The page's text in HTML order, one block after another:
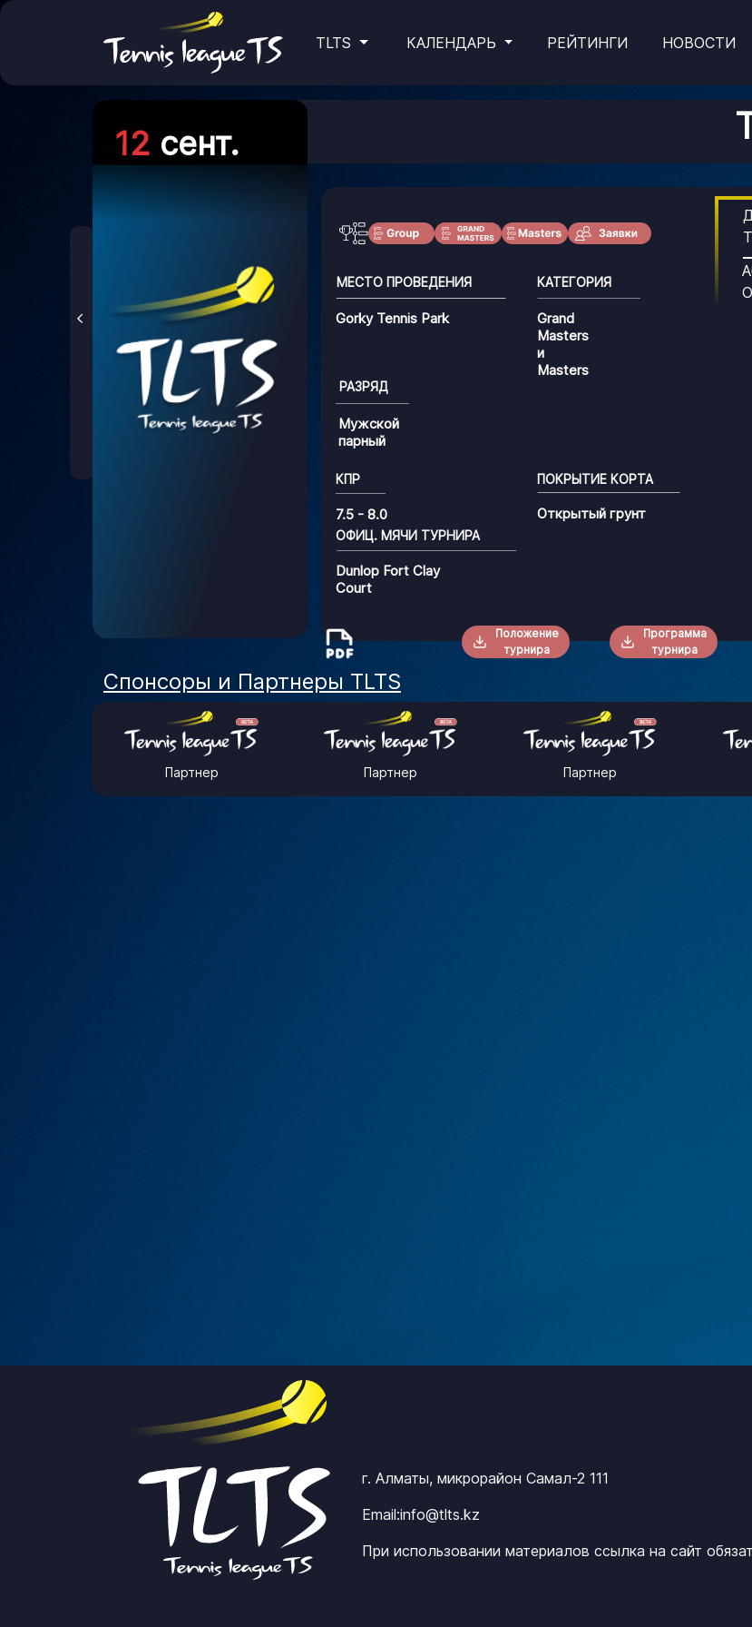
TLTS КАЛЕНДАРЬ РЕЙТИНГИ НОВОСТИ
12 сент.
МЕСТО ПРОВЕДЕНИЯ
Gorky Tennis Park
КАТЕГОРИЯ
Grand
Masters
и
Masters
РАЗРЯД
Мужской
парный
КПР
7.5 - 8.0
ПОКРЫТИЕ КОРТА
Открытый грунт
ОФИЦ. МЯЧИ ТУРНИРА
Dunlop Fort Clay
Court
Положение
турнира
Программа
турнира
Спонсоры и Партнеры TLTS
Партнер Партнер Партнер
г. Алматы, микрорайон Самал-2 111
Email:info@tlts.kz
При использовании материалов ссылка на сайт